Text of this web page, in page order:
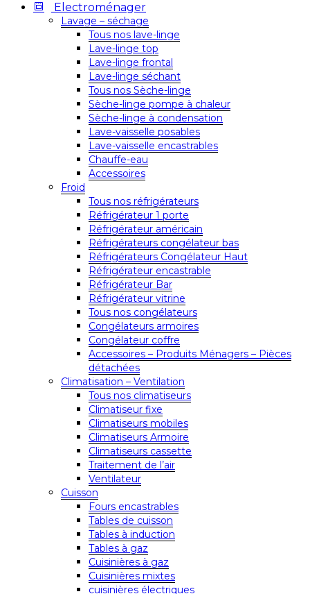
Electroménager
Lavage – séchage
Tous nos lave-linge
Lave-linge top
Lave-linge frontal
Lave-linge séchant
Tous nos Sèche-linge
Sèche-linge pompe à chaleur
Sèche-linge à condensation
Lave-vaisselle posables
Lave-vaisselle encastrables
Chauffe-eau
Accessoires
Froid
Tous nos réfrigérateurs
Réfrigérateur 1 porte
Réfrigérateur américain
Réfrigérateurs congélateur bas
Réfrigérateurs Congélateur Haut
Réfrigérateur encastrable
Réfrigérateur Bar
Réfrigérateur vitrine
Tous nos congélateurs
Congélateurs armoires
Congélateur coffre
Accessoires – Produits Ménagers – Pièces
détachées
Climatisation – Ventilation
Tous nos climatiseurs
Climatiseur fixe
Climatiseurs mobiles
Climatiseurs Armoire
Climatiseurs cassette
Traitement de l’air
Ventilateur
Cuisson
Fours encastrables
Tables de cuisson
Tables à induction
Tables à gaz
Cuisinières à gaz
Cuisinières mixtes
cuisinières électriques